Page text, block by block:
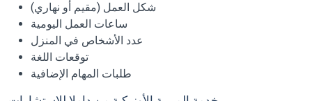
شكل العمل (مقيم أو نهاري)
ساعات العمل اليومية
عدد الأشخاص في المنزل
توقعات اللغة
طلبات المهام الإضافية